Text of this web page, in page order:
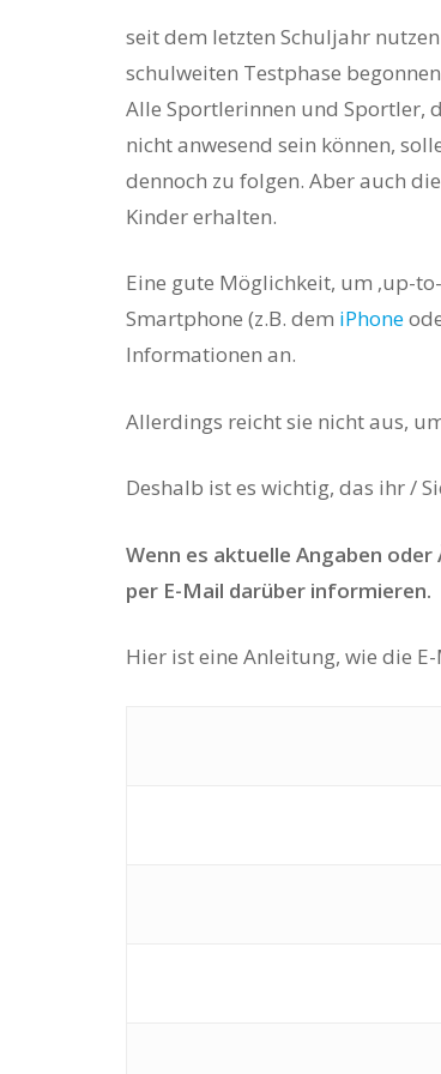
seit dem letzten Schuljahr
schulweiten Testphase
Alle Sportlerinnen und Sportler,
nicht anwesend sein können,
dennoch zu folgen. Aberauch
Kinder erhalten.
Eine gute Möglichkeit, um ‚up-
Smartphone (z.B. dem iPhone
Informationen an.
Allerdings reicht sie nicht aus,
Deshalb ist es wichtig, das ihr /
Wenn es aktuelle Angaben
per E-Mail darüber informieren.
Hier ist eine Anleitung, wie die